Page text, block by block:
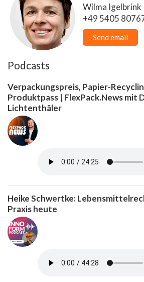
Wilma Igelbrink
+49 5405
Send email
Podcasts
Verpackungspreis, Papier-
Produktpass | FlexPack.News mit
Lichtenthäler
Heike Schwertke:
Praxis heute